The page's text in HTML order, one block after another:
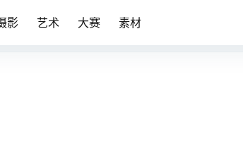
影 艺术 大赛 素材